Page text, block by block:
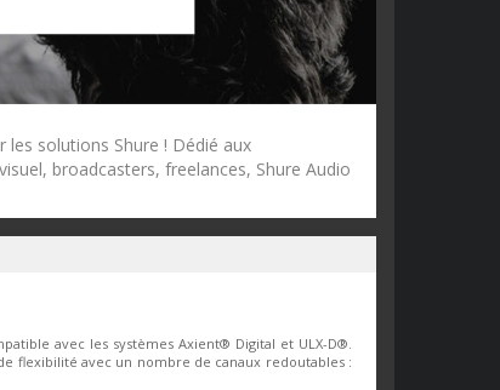
solutions Shure ! Dédié aux
broadcasters, freelances, Shure Audio
avec les systèmes Axient® Digital et ULX-D®.
flexibilité avec un nombre de canaux redoutables :